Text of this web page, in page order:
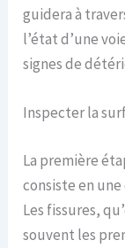
guidera à
l’état d’une
signes de
Inspecter la
La première
consiste en
Les fissures,
souvent les